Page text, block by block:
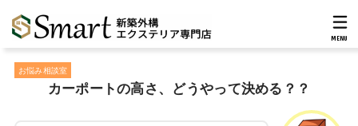
MENU
お悩み相談室
カーポートの高さ、どうやって決める？？